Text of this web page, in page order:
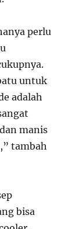
perlu
untuk
adalah
manis
tambah
bisa